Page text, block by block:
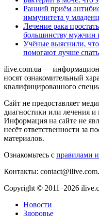
Ранний приём
иммунитета у
Лечение рака
большинству мужчин
Учёные выяснили,
помогают лучше спать
ilive.com.ua —
носят ознакомительный
квалифицированного
Сайт не предоставляет
диагностики или лечения и
Информация на сайте не
несёт ответственности за
материалов.
Ознакомьтесь с правилами
Контакты:
Copyright © 2011–2026
Новости
Здоровье